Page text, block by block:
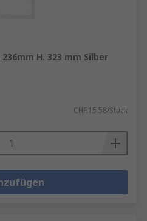
H. 323 mm Silber
CHF.15.58/Stück